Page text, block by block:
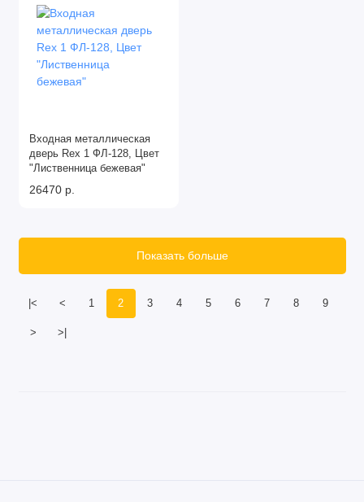
Входная металлическая
дверь Rex 1 ФЛ-128, Цвет
"Лиственница бежевая"
26470 р.
|< < 1 2 3 4 5 6 7 8 9
> >|
Показать больше